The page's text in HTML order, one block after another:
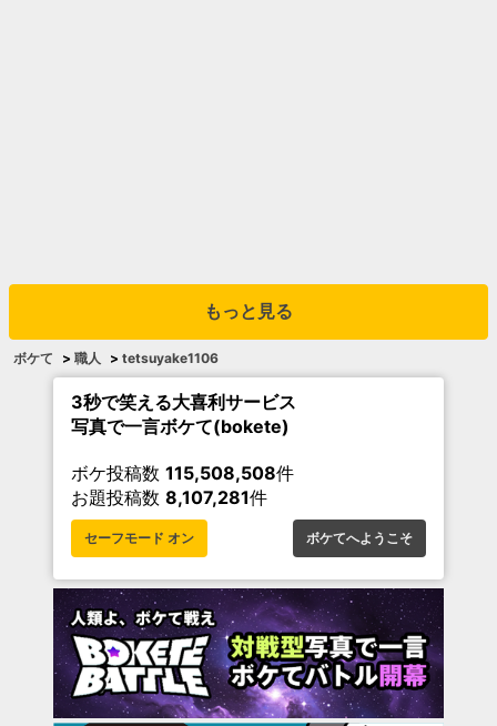
もっと見る
ボケて > 職人 > tetsuyake1106
3秒で笑える大喜利サービス
写真で一言ボケて(bokete)
ボケ投稿数 115,508,508件
お題投稿数 8,107,281件
セーフモード オン ボケてへようこそ